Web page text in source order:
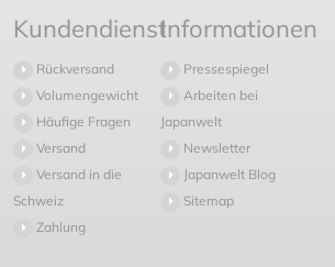
Kundendienst
Rückversand
Volumengewicht
Häufige Fragen
Versand
Versand in die
Schweiz
Zahlung
Informationen
Pressespiegel
Arbeiten bei
Japanwelt
Newsletter
Japanwelt Blog
Sitemap